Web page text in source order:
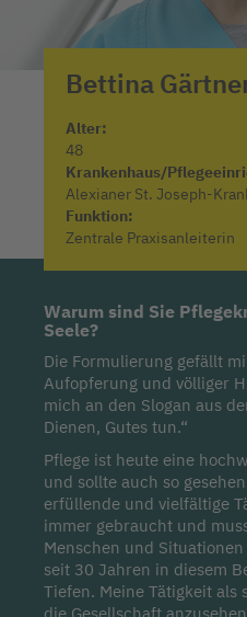
Bettina
Alter:
48
Krankenhaus/
Alexianer St. Joseph-
Funktion:
Zentrale Praxisanleiterin
Warum sind Sie
Seele?
Die Formulierung gefällt
Aufopferung und völliger
mich an den Slogan aus
Dienen, Gutes tun.“
Pflege ist heute eine
und sollte auch so
erfüllende und vielfältige
immer gebraucht und
Menschen und
seit 30 Jahren in diesem
Tiefen. Meine Tätigkeit als